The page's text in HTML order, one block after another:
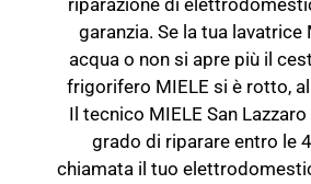
riparazione di
garanzia. Se la tua lavatrice
acqua o non si apre più il
frigorifero MIELE si è rotto,
Il tecnico MIELE San Lazzaro
grado di riparare entro le
chiamata il tuo